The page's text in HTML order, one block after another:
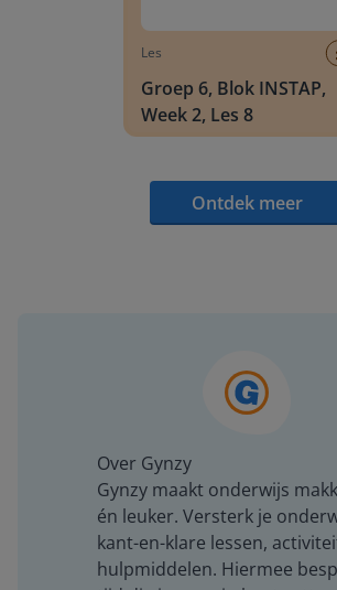
Les
Groep 6, Blok INSTAP,
Week 2, Les 8
Ontdek meer
Over Gynzy
Gynzy maakt onderwijs
én leuker. Versterk je
kant-en-klare lessen,
hulpmiddelen. Hiermee